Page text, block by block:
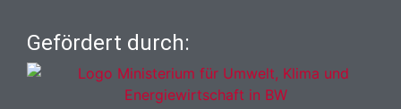
Gefördert durch: